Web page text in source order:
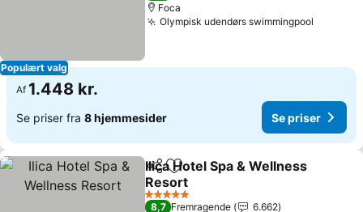
Populært valg
Foca
Olympisk udendørs swimmingpool
Af 1.448 kr.
Se priser fra 8 hjemmesider Se priser
Del Føj til favoritter
Ilica Hotel Spa & Wellness
Resort
Se priser
5 Stjerner
8,7 Fremragende
6.662